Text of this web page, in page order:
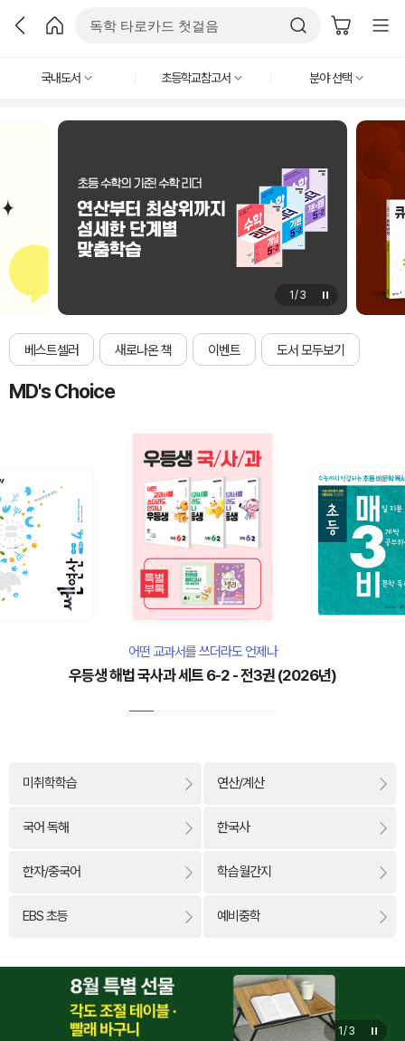
국내도서 초등학교참고서 분야 선택
1/3
베스트셀러 새로나온 책 이벤트 도서 모두보기
MD's Choice
어떤 교과서를 쓰더라도 언제나
우등생 해법 국사과 세트 6-2 - 전3권 (2026년)
미취학학습 연산/계산
국어 독해 한국사
한자/중국어 학습월간지
EBS 초등 예비중학
1 /3